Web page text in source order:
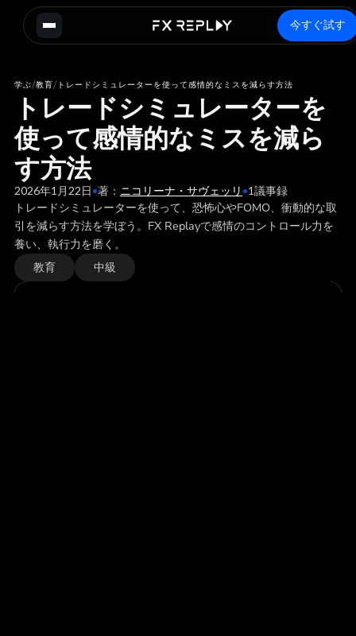
今すぐ試す
学ぶ/教育/トレードシミュレーターを使って感情的なミスを減らす方法
トレードシミュレーターを
使って感情的なミスを減ら
す方法
2026年1月22日•著： ニコリーナ・サヴェッリ •1議事録
トレードシミュレーターを使って、恐怖心やFOMO、衝動的な取
引を減らす方法を学ぼう。FX Replayで感情のコントロール力を
養い、執行力を磨く。
教育 中級